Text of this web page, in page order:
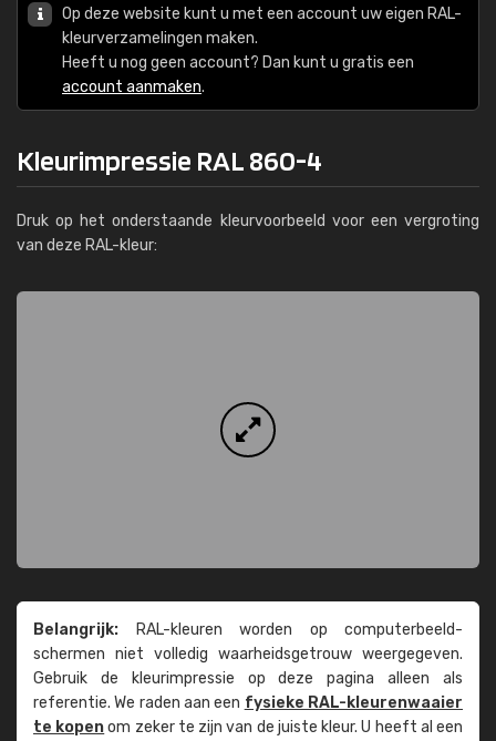
Op deze website kunt u met een account uw eigen RAL-
kleurverzamelingen maken.
Heeft u nog geen account? Dan kunt u gratis een
account aanmaken.
Kleurimpressie RAL 860-4
Druk op het onderstaande kleurvoorbeeld voor een vergroting
van deze RAL-kleur:
Belangrijk: RAL-kleuren worden op computer­beeld­
schermen niet volledig waarheids­­getrouw weer­gegeven.
Gebruik de kleur­impressie op deze pagina alleen als
referentie. We raden aan een fysieke RAL-kleuren­waaier
te kopenom zeker te zijn van de juiste kleur. U heeft al een